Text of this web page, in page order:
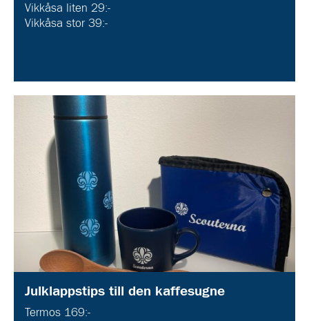
Vikkåsa liten 29:-
Vikkåsa stor 39:-
Julklappstips till den kaffesugne
Termos 169:-